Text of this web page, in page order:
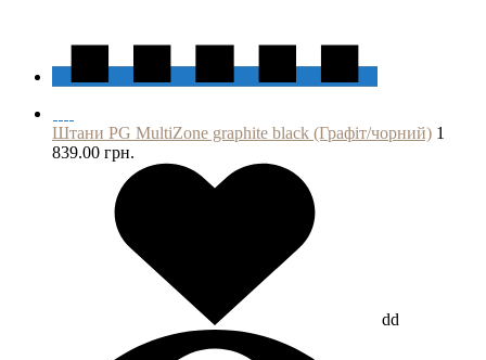
Штани PG MultiZone graphite black (Графіт/чорний) 1
839.00 грн.
dd